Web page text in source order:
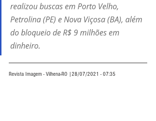
realizou buscas em Porto Velho,
Petrolina (PE) e Nova Viçosa (BA), além
do bloqueio de R$ 9 milhões em
dinheiro.
Revista Imagem - Vilhena-RO |28/07/2021 - 07:35